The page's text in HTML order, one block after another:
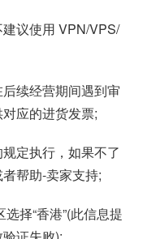
议使用 VPN/VPS/
续经营期间遇到审
应的进货发票;
定执行，如果不了
帮助-卖家支持;
择“香港”(此信息提